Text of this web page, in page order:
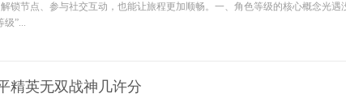
解锁节点、参与社交互动，也能让旅程更加顺畅。一、角色等级的核心概念光遇
级”...
精英无双战神几许分